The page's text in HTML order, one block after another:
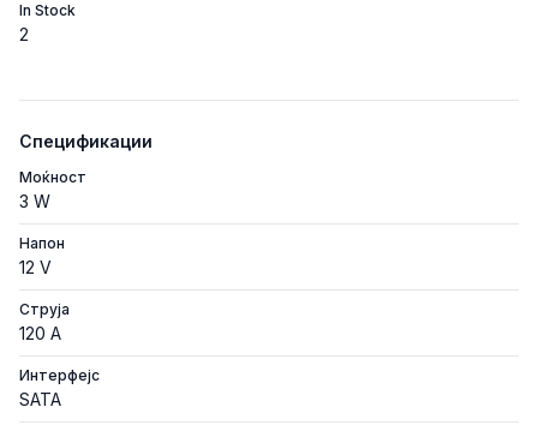
In Stock
2
Спецификации
Моќност
3 W
Напон
12 V
Струја
120 A
Интерфејс
SATA